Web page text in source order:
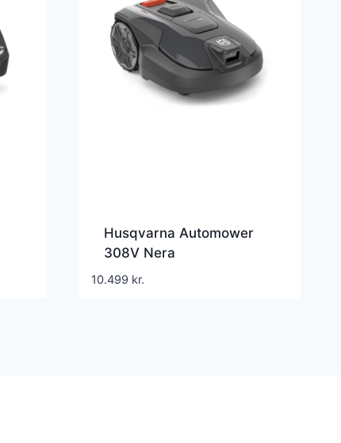
Husqvarna Automower
308V Nera
10.499 kr.